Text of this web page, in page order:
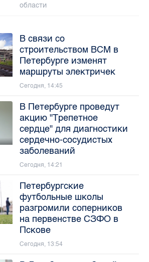
области
В связи со
строительством ВСМ в
Петербурге изменят
маршруты электричек
Сегодня, 14:45
В Петербурге проведут
акцию "Трепетное
сердце" для диагностики
сердечно-сосудистых
заболеваний
Сегодня, 14:21
Петербургские
футбольные школы
разгромили соперников
на первенстве СЗФО в
Пскове
Сегодня, 13:54